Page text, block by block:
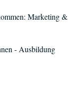
Marketing &
- Ausbildung